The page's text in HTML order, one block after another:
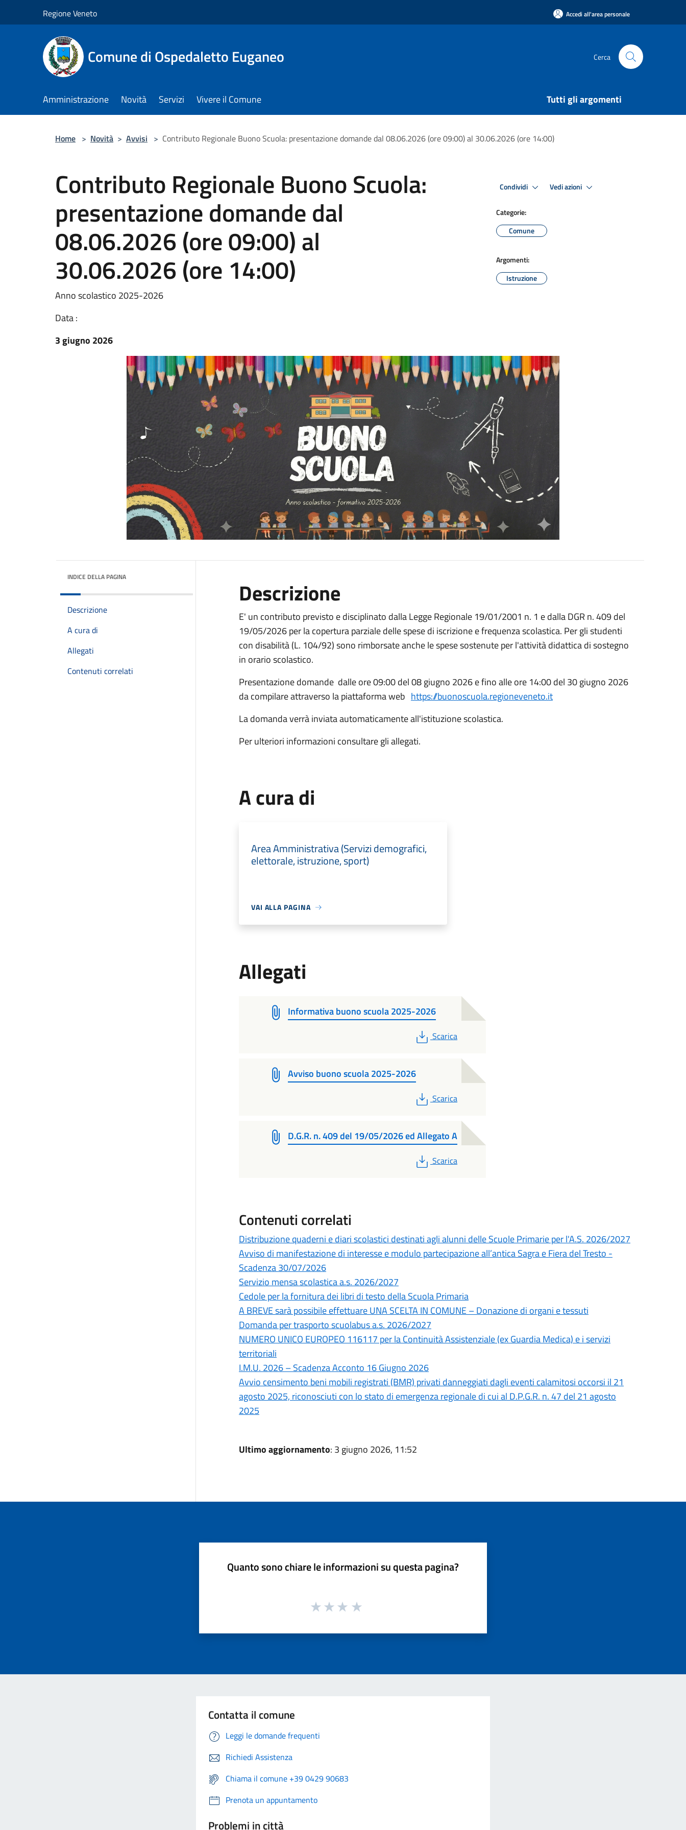
Regione Veneto Accedi all'area personale
Comune di Ospedaletto Euganeo Cerca
Amministrazione Novità Servizi Vivere il Comune Tutti gli argomenti
Home > Novità > Avvisi > Contributo Regionale Buono Scuola: presentazione domande dal 08.06.2026 (ore 09:00) al 30.06.2026 (ore 14:00)
Contributo Regionale Buono Scuola:
presentazione domande dal
08.06.2026 (ore 09:00) al
30.06.2026 (ore 14:00)
Anno scolastico 2025-2026
Data :
3 giugno 2026
Condividi Vedi azioni
Categorie:
Comune
Argomenti:
Istruzione
INDICE DELLA PAGINA
Descrizione
A cura di
Allegati
Contenuti correlati
Descrizione
E' un contributo previsto e disciplinato dalla Legge Regionale 19/01/2001 n. 1 e dalla DGR n. 409 del
19/05/2026 per la copertura parziale delle spese di iscrizione e frequenza scolastica. Per gli studenti
con disabilità (L. 104/92) sono rimborsate anche le spese sostenute per l'attività didattica di sostegno
in orario scolastico.
Presentazione domande dalle ore 09:00 del 08 giugno 2026 e fino alle ore 14:00 del 30 giugno 2026
da compilare attraverso la piattaforma web https://buonoscuola.regioneveneto.it
La domanda verrà inviata automaticamente all'istituzione scolastica.
Per ulteriori informazioni consultare gli allegati.
A cura di
Area Amministrativa (Servizi demografici,
elettorale, istruzione, sport)
VAI ALLA PAGINA
Allegati
Informativa buono scuola 2025-2026
PDF
Scarica
Avviso buono scuola 2025-2026
PDF
Scarica
D.G.R. n. 409 del 19/05/2026 ed Allegato A
PDF
Scarica
Contenuti correlati
Distribuzione quaderni e diari scolastici destinati agli alunni delle Scuole Primarie per l'A.S. 2026/2027
Avviso di manifestazione di interesse e modulo partecipazione all’antica Sagra e Fiera del Tresto -
Scadenza 30/07/2026
Servizio mensa scolastica a.s. 2026/2027
Cedole per la fornitura dei libri di testo della Scuola Primaria
A BREVE sarà possibile effettuare UNA SCELTA IN COMUNE – Donazione di organi e tessuti
Domanda per trasporto scuolabus a.s. 2026/2027
NUMERO UNICO EUROPEO 116117 per la Continuità Assistenziale (ex Guardia Medica) e i servizi
territoriali
I.M.U. 2026 – Scadenza Acconto 16 Giugno 2026
Avvio censimento beni mobili registrati (BMR) privati danneggiati dagli eventi calamitosi occorsi il 21
agosto 2025, riconosciuti con lo stato di emergenza regionale di cui al D.P.G.R. n. 47 del 21 agosto
2025
Ultimo aggiornamento: 3 giugno 2026, 11:52
Quanto sono chiare le informazioni su questa pagina?
Contatta il comune
Leggi le domande frequenti
Richiedi Assistenza
Chiama il comune +39 0429 90683
Prenota un appuntamento
Problemi in città